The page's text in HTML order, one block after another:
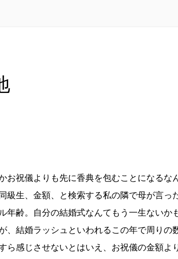
かお祝儀よりも先に香典を包むことになるな
級生、金額、と検索する私の隣で母が言っ
年齢。自分の結婚式なんてもう一生ないか
、結婚ラッシュといわれるこの年で周りの
ら感じさせないとはいえ、お祝儀の金額よ